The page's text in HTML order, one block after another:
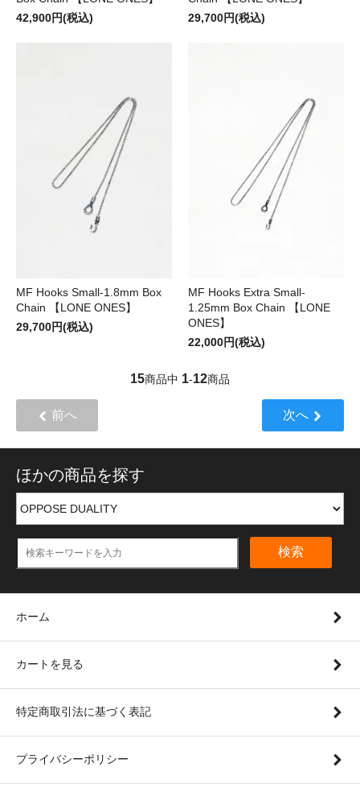
42,900円(税込)
29,700円(税込)
MF Hooks Small-1.8mm Box
Chain 【LONE ONES】
29,700円(税込)
MF Hooks Extra Small-
1.25mm Box Chain 【LONE
ONES】
22,000円(税込)
15商品中 1-12商品
前へ 次へ
ほかの商品を探す
検索
ホーム
カートを見る
特定商取引法に基づく表記
プライバシーポリシー